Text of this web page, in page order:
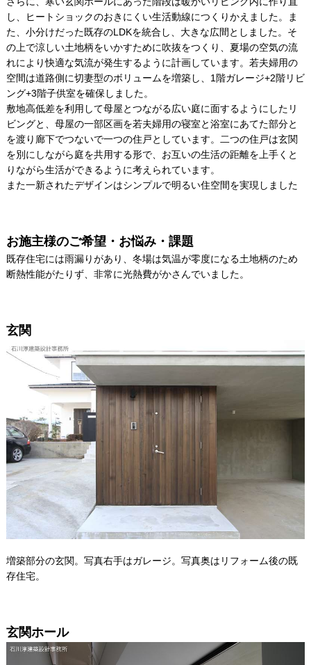
し、ヒートショックのおきにくい生活動線につくりかえました。ま
た、小分けだった既存のLDKを統合し、大きな広間としました。そ
の上で涼しい土地柄をいかすために吹抜をつくり、夏場の空気の流
れにより快適な気流が発生するように計画しています。若夫婦用の
空間は道路側に切妻型のボリュームを増築し、1階ガレージ+2階リビ
ング+3階子供室を確保しました。
敷地高低差を利用して母屋とつながる広い庭に面するようにしたリ
ビングと、母屋の一部区画を若夫婦用の寝室と浴室にあてた部分と
を渡り廊下でつないで一つの住戸としています。二つの住戸は玄関
を別にしながら庭を共用する形で、お互いの生活の距離を上手くと
りながら生活ができるように考えられています。
また一新されたデザインはシンプルで明るい住空間を実現しました
お施主様のご希望・お悩み・課題
既存住宅には雨漏りがあり、冬場は気温が零度になる土地柄のため
断熱性能がたりず、非常に光熱費がかさんでいました。
玄関
増築部分の玄関。写真右手はガレージ。写真奥はリフォーム後の既
存住宅。
玄関ホール